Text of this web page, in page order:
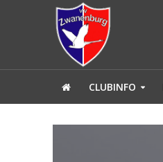
CLUBINFO